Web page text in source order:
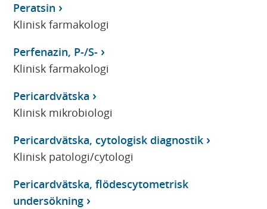
Peratsin
Klinisk farmakologi
Perfenazin, P-/S-
Klinisk farmakologi
Pericardvätska
Klinisk mikrobiologi
Pericardvätska, cytologisk diagnostik
Klinisk patologi/cytologi
Pericardvätska, flödescytometrisk
undersökning